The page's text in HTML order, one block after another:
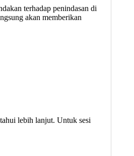
terhadap penindasan di
akan memberikan
lebih lanjut. Untuk sesi